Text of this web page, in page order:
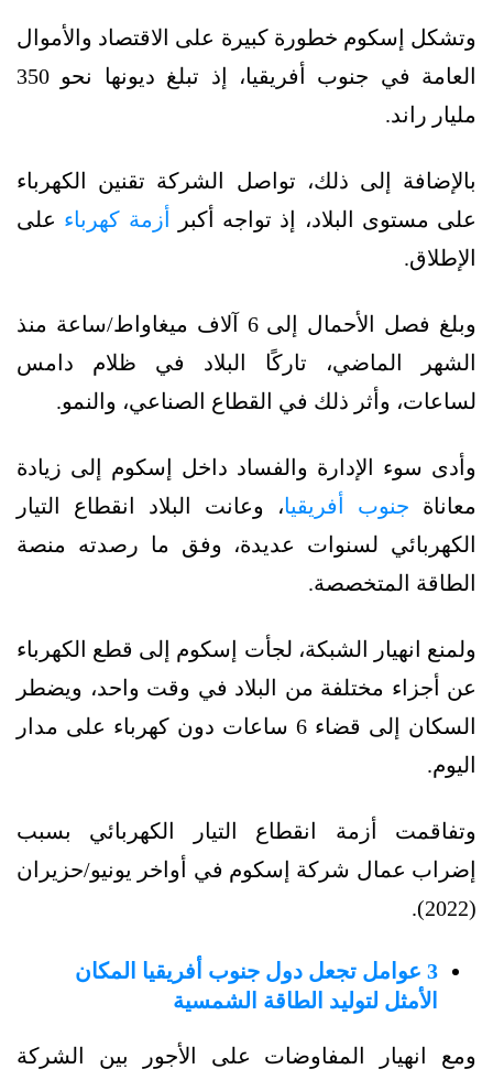
وتشكل إسكوم خطورة كبيرة على الاقتصاد والأموال
العامة في جنوب أفريقيا، إذ تبلغ ديونها نحو 350
مليار راند.
بالإضافة إلى ذلك، تواصل الشركة تقنين الكهرباء
على مستوى البلاد، إذ تواجه أكبر أزمة كهرباء على
الإطلاق.
وبلغ فصل الأحمال إلى 6 آلاف ميغاواط/ساعة منذ
الشهر الماضي، تاركًا البلاد في ظلام دامس
لساعات، وأثر ذلك في القطاع الصناعي، والنمو.
وأدى سوء الإدارة والفساد داخل إسكوم إلى زيادة
معاناة جنوب أفريقيا، وعانت البلاد انقطاع التيار
الكهربائي لسنوات عديدة، وفق ما رصدته منصة
الطاقة المتخصصة.
ولمنع انهيار الشبكة، لجأت إسكوم إلى قطع الكهرباء
عن أجزاء مختلفة من البلاد في وقت واحد، ويضطر
السكان إلى قضاء 6 ساعات دون كهرباء على مدار
اليوم.
وتفاقمت أزمة انقطاع التيار الكهربائي بسبب
إضراب عمال شركة إسكوم في أواخر يونيو/حزيران
(2022).
3 عوامل تجعل دول جنوب أفريقيا المكان
الأمثل لتوليد الطاقة الشمسية
ومع انهيار المفاوضات على الأجور بين الشركة